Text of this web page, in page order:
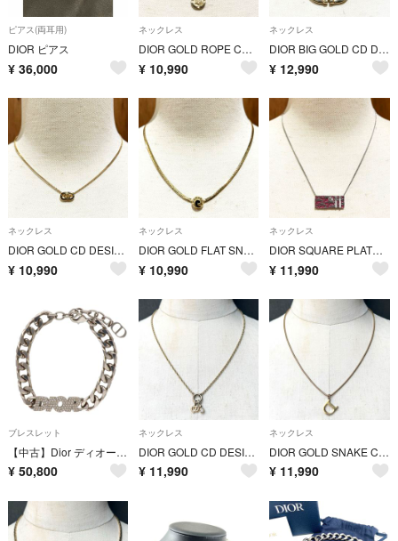
ピアス(両耳用)
DIOR ピアス
¥ 36,000
ネックレス
DIOR GOLD ROPE CHAIN PENDANT NECKLACE/ゴールド/ネックレス
¥ 10,990
ネックレス
DIOR BIG GOLD CD DESIGN CURB CHAIN NECKLACE/ゴールド/ネックレス
¥ 12,990
ネックレス
DIOR GOLD CD DESIGN CURB CHAIN NECKLACE/ゴールド/ネックレス
¥ 10,990
ネックレス
DIOR GOLD FLAT SNAKE CHAIN NECKLACE/ゴールド/ネックレス
¥ 10,990
ネックレス
DIOR SQUARE PLATE MOTIF CHAIN NECKLACE/シルバー/ネックレス
¥ 11,990
ブレスレット
【中古】Dior ディオール ITALIC チェーンリンク ブレスレット シルバー ラインストーン アクセサリー 26009897DS
¥ 50,800
ネックレス
DIOR GOLD CD DESIGN ROPE CHAIN NECKLACE/ゴールド/ネックレス
¥ 11,990
ネックレス
DIOR GOLD SNAKE CHAIN NECKLACE/ゴールド/ネックレス
¥ 11,990